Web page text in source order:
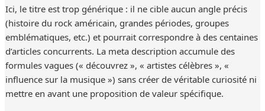
Ici, le titre est trop générique : il ne cible aucun angle précis
(histoire du rock américain, grandes périodes, groupes
emblématiques, etc.) et pourrait correspondre à des centaines
d’articles concurrents. La meta description accumule des
formules vagues (« découvrez », « artistes célèbres », «
influence sur la musique ») sans créer de véritable curiosité ni
mettre en avant une proposition de valeur spécifique.